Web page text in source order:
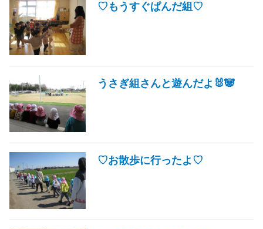
♡もうすぐぱんだ組♡
うさぎ組さんと遊んだよ🐰🐼
♡お散歩に行ったよ♡